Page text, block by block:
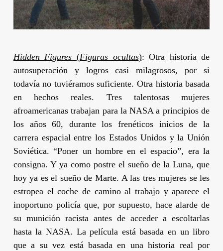
Hidden Figures (Figuras ocultas): Otra historia de
autosuperación y logros casi milagrosos, por si
todavía no tuviéramos suficiente. Otra historia basada
en hechos reales. Tres talentosas mujeres
afroamericanas trabajan para la NASA a principios de
los años 60, durante los frenéticos inicios de la
carrera espacial entre los Estados Unidos y la Unión
Soviética. “Poner un hombre en el espacio”, era la
consigna. Y ya como postre el sueño de la Luna, que
hoy ya es el sueño de Marte. A las tres mujeres se les
estropea el coche de camino al trabajo y aparece el
inoportuno policía que, por supuesto, hace alarde de
su munición racista antes de acceder a escoltarlas
hasta la NASA. La película está basada en un libro
que a su vez está basada en una historia real por